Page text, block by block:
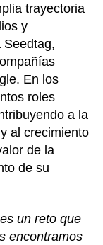
trayectoria
y
Seedtag,
En los
roles
a la
al crecimiento
de la
de su
un reto que
encontramos